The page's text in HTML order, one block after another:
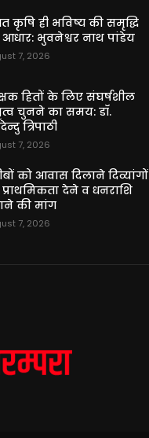
कृषि ही भविष्य की समृद्धि
भुवनेश्वर नाथ पांडेय
7, 2026
हितों के लिए संघर्षशील
चुनने का समय: डॉ.
त्रिपाठी
7, 2026
को आवास दिलाने दिव्यांगों
देने व धनराशि
की मांग
7, 2026